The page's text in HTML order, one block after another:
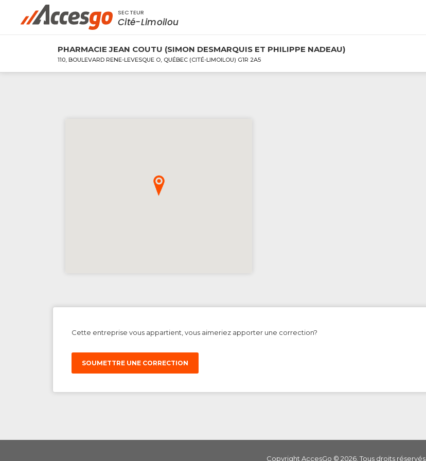
Rechercher à proximité - Entreprise / Rabais / Services
SECTEUR
Cité-Limoilou
PHARMACIE JEAN COUTU (SIMON DESMARQUIS ET PHILIPPE NADEAU)
110, BOULEVARD RENE-LEVESQUE O, QUÉBEC (CITÉ-LIMOILOU) G1R 2A5
Cette entreprise vous appartient, vous aimeriez apporter une correction?
SOUMETTRE UNE CORRECTION
Copyright AccesGo © 2026. Tous droits réservés